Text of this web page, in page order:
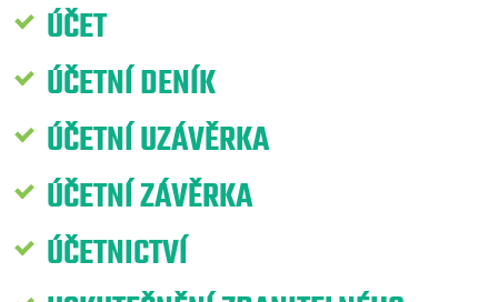
ÚČET
ÚČETNÍ DENÍK
ÚČETNÍ UZÁVĚRKA
ÚČETNÍ ZÁVĚRKA
ÚČETNICTVÍ